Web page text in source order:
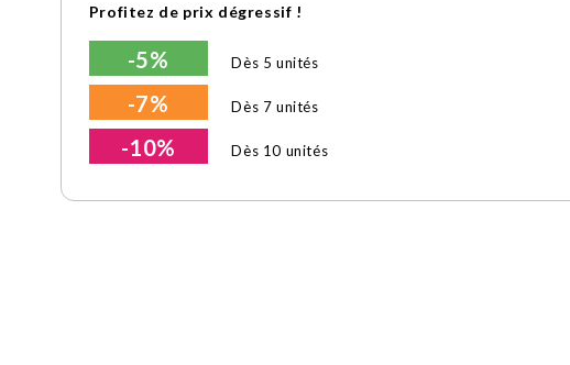
Profitez de prix dégressif !
-5% Dès 5 unités
-7% Dès 7 unités
-10% Dès 10 unités